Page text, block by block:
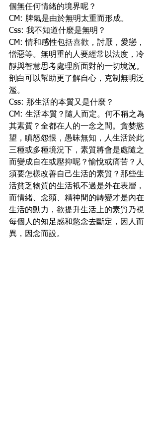
個無任何情緒的境界呢？
CM: 脾氣是由於無明太重而形成。
Css: 我不知道什麼是無明？
CM: 情和感性包括喜歡，討厭，愛戀，
憎惡等。無明重的人要經常以法度，冷
靜與智慧思考處理所面對的一切境況。
剖白可以幫助更了解自心，克制無明泛
濫。
Css: 那生活的本質又是什麼？
CM: 生活本質？隨人而定。何不稱之為
其素質？全都在人的一念之間。貪婪慾
望，瞋怒怨恨，愚昧無知，人生活於此
三種或多種境況下，素質將會是處隨之
而變成自在或壓抑呢？愉悅或痛苦？人
須要怎樣改善自己生活的素質？那些生
活貧乏物質的生活衹不過是外在表層，
而情緒、念頭、精神間的轉變才是內在
生活的動力，欲提升生活上的素質乃視
每個人的知足感和慾念去斷定，因人而
異，因念而設。